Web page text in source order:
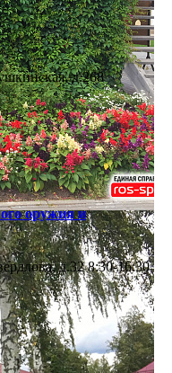
д.268
оружия и
д.32 8:30-16:30